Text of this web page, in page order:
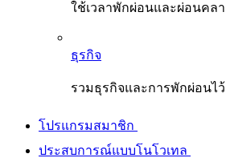
ใช้เวลาพักผ่อนและผ่อนคล
ธุรกิจ
รวมธุรกิจและการพักผ่อนไ
โปรแกรมสมาชิก
ประสบการณ์แบบโนโวเทล